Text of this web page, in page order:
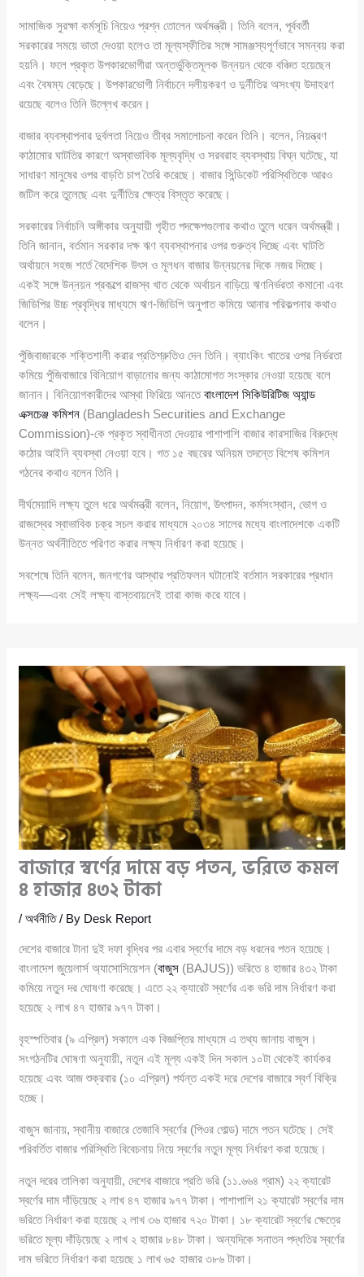
সামাজিক সুরক্ষা কর্মসূচি নিয়েও প্রশ্ন তোলেন অর্থমন্ত্রী। তিনি বলেন, পূর্ববর্তী
সরকারের সময়ে ভাতা দেওয়া হলেও তা মূল্যস্ফীতির সঙ্গে সামঞ্জস্যপূর্ণভাবে সমন্বয় করা
হয়নি। ফলে প্রকৃত উপকারভোগীরা অন্তর্ভুক্তিমূলক উন্নয়ন থেকে বঞ্চিত হয়েছেন
এবং বৈষম্য বেড়েছে। উপকারভোগী নির্বাচনে দলীয়করণ ও দুর্নীতির অসংখ্য উদাহরণ
রয়েছে বলেও তিনি উল্লেখ করেন।
বাজার ব্যবস্থাপনার দুর্বলতা নিয়েও তীব্র সমালোচনা করেন তিনি। বলেন, নিয়ন্ত্রণ
কাঠামোর ঘাটতির কারণে অস্বাভাবিক মূল্যবৃদ্ধি ও সরবরাহ ব্যবস্থায় বিঘ্ন ঘটেছে, যা
সাধারণ মানুষের ওপর বাড়তি চাপ তৈরি করেছে। বাজার সিন্ডিকেট পরিস্থিতিকে আরও
জটিল করে তুলেছে এবং দুর্নীতির ক্ষেত্র বিস্তৃত করেছে।
সরকারের নির্বাচনি অঙ্গীকার অনুযায়ী গৃহীত পদক্ষেপগুলোর কথাও তুলে ধরেন অর্থমন্ত্রী।
তিনি জানান, বর্তমান সরকার দক্ষ ঋণ ব্যবস্থাপনার ওপর গুরুত্ব দিচ্ছে এবং ঘাটতি
অর্থায়নে সহজ শর্তে বৈদেশিক উৎস ও মূলধন বাজার উন্নয়নের দিকে নজর দিচ্ছে।
একই সঙ্গে উন্নয়ন প্রকল্পে রাজস্ব খাত থেকে অর্থায়ন বাড়িয়ে ঋণনির্ভরতা কমানো এবং
জিডিপির উচ্চ প্রবৃদ্ধির মাধ্যমে ঋণ-জিডিপি অনুপাত কমিয়ে আনার পরিকল্পনার কথাও
বলেন।
পুঁজিবাজারকে শক্তিশালী করার প্রতিশ্রুতিও দেন তিনি। ব্যাংকিং খাতের ওপর নির্ভরতা
কমিয়ে পুঁজিবাজারে বিনিয়োগ বাড়ানোর জন্য কাঠামোগত সংস্কার নেওয়া হয়েছে বলে
জানান। বিনিয়োগকারীদের আস্থা ফিরিয়ে আনতেবাংলাদেশ সিকিউরিটিজ অ্যান্ড
এক্সচেঞ্জ কমিশন (Bangladesh Securities and Exchange
Commission)-কে প্রকৃত স্বাধীনতা দেওয়ার পাশাপাশি বাজার কারসাজির বিরুদ্ধে
কঠোর আইনি ব্যবস্থা নেওয়া হবে। গত ১৫ বছরের অনিয়ম তদন্তে বিশেষ কমিশন
গঠনের কথাও বলেন তিনি।
দীর্ঘমেয়াদি লক্ষ্য তুলে ধরে অর্থমন্ত্রী বলেন, নিয়োগ, উৎপাদন, কর্মসংস্থান, ভোগ ও
রাজস্বের স্বাভাবিক চক্র সচল করার মাধ্যমে ২০৩৪ সালের মধ্যে বাংলাদেশকে একটি
উন্নত অর্থনীতিতে পরিণত করার লক্ষ্য নির্ধারণ করা হয়েছে।
সবশেষে তিনি বলেন, জনগণের আস্থার প্রতিফলন ঘটানোই বর্তমান সরকারের প্রধান
লক্ষ্য—এবং সেই লক্ষ্য বাস্তবায়নেই তারা কাজ করে যাবে।
বাজারে স্বর্ণের দামে বড় পতন, ভরিতে কমল
৪ হাজার ৪৩২ টাকা
/অর্থনীতি/ By Desk Report
দেশের বাজারে টানা দুই দফা বৃদ্ধির পর এবার স্বর্ণের দামে বড় ধরনের পতন হয়েছে।
বাংলাদেশ জুয়েলার্স অ্যাসোসিয়েশন (বাজুস (BAJUS)) ভরিতে ৪ হাজার ৪৩২ টাকা
কমিয়ে নতুন দর ঘোষণা করেছে। এতে ২২ ক্যারেট স্বর্ণের এক ভরি দাম নির্ধারণ করা
হয়েছে ২ লাখ ৪৭ হাজার ৯৭৭ টাকা।
বৃহস্পতিবার (৯ এপ্রিল) সকালে এক বিজ্ঞপ্তির মাধ্যমে এ তথ্য জানায় বাজুস।
সংগঠনটির ঘোষণা অনুযায়ী, নতুন এই মূল্য একই দিন সকাল ১০টা থেকেই কার্যকর
হয়েছে এবং আজ শুক্রবার (১০ এপ্রিল) পর্যন্ত একই দরে দেশের বাজারে স্বর্ণ বিক্রি
হচ্ছে।
বাজুস জানায়, স্থানীয় বাজারে তেজাবি স্বর্ণের (পিওর গোল্ড) দামে পতন ঘটেছে। সেই
পরিবর্তিত বাজার পরিস্থিতি বিবেচনায় নিয়ে স্বর্ণের নতুন মূল্য নির্ধারণ করা হয়েছে।
নতুন দরের তালিকা অনুযায়ী, দেশের বাজারে প্রতি ভরি (১১.৬৬৪ গ্রাম) ২২ ক্যারেট
স্বর্ণের দাম দাঁড়িয়েছে ২ লাখ ৪৭ হাজার ৯৭৭ টাকা। পাশাপাশি ২১ ক্যারেট স্বর্ণের দাম
ভরিতে নির্ধারণ করা হয়েছে ২ লাখ ৩৬ হাজার ৭২০ টাকা। ১৮ ক্যারেট স্বর্ণের ক্ষেত্রে
ভরিতে মূল্য দাঁড়িয়েছে ২ লাখ ২ হাজার ৮৪৮ টাকা। অন্যদিকে সনাতন পদ্ধতির স্বর্ণের
দাম ভরিতে নির্ধারণ করা হয়েছে ১ লাখ ৬৫ হাজার ৩৮৬ টাকা।